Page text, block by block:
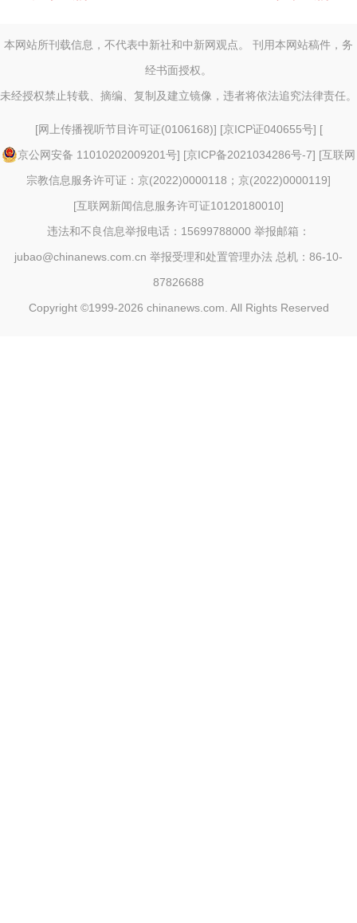
本网站所刊载信息，不代表中新社和中新网观点。 刊用本网站稿件，务
经书面授权。
未经授权禁止转载、摘编、复制及建立镜像，违者将依法追究法律责任。
[网上传播视听节目许可证(0106168)] [京ICP证040655号] [
京公网安备 11010202009201号] [京ICP备2021034286号-7] [互联网
宗教信息服务许可证：京(2022)0000118；京(2022)0000119]
[互联网新闻信息服务许可证10120180010]
违法和不良信息举报电话：15699788000 举报邮箱：
jubao@chinanews.com.cn 举报受理和处置管理办法 总机：86-10-
87826688
Copyright ©1999-2026 chinanews.com. All Rights Reserved